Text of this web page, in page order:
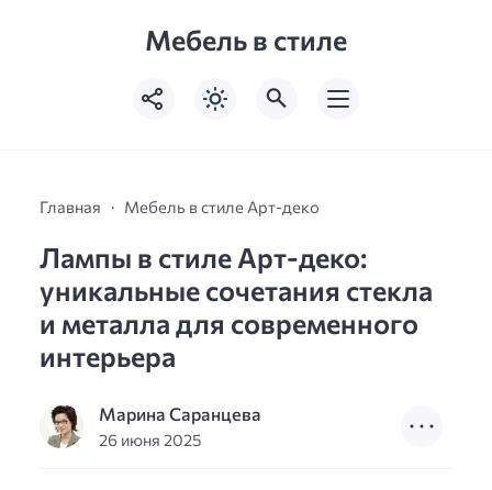
Мебель в стиле
Главная Мебель в стиле Арт-деко
Лампы в стиле Арт-деко:
уникальные сочетания стекла
и металла для современного
интерьера
Марина Саранцева
26 июня 2025